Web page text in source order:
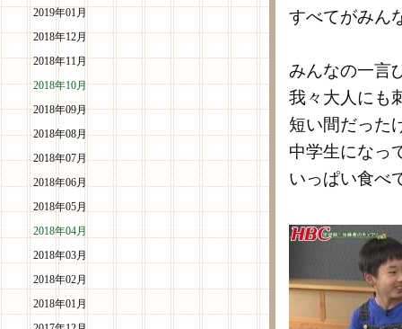
2019年01月
2018年12月
2018年11月
2018年10月
2018年09月
2018年08月
2018年07月
2018年06月
2018年05月
2018年04月
2018年03月
2018年02月
2018年01月
すべてがみん
みんなの一言
我々大人にも
短い間だった
中学生になっ
いっぱい食べ